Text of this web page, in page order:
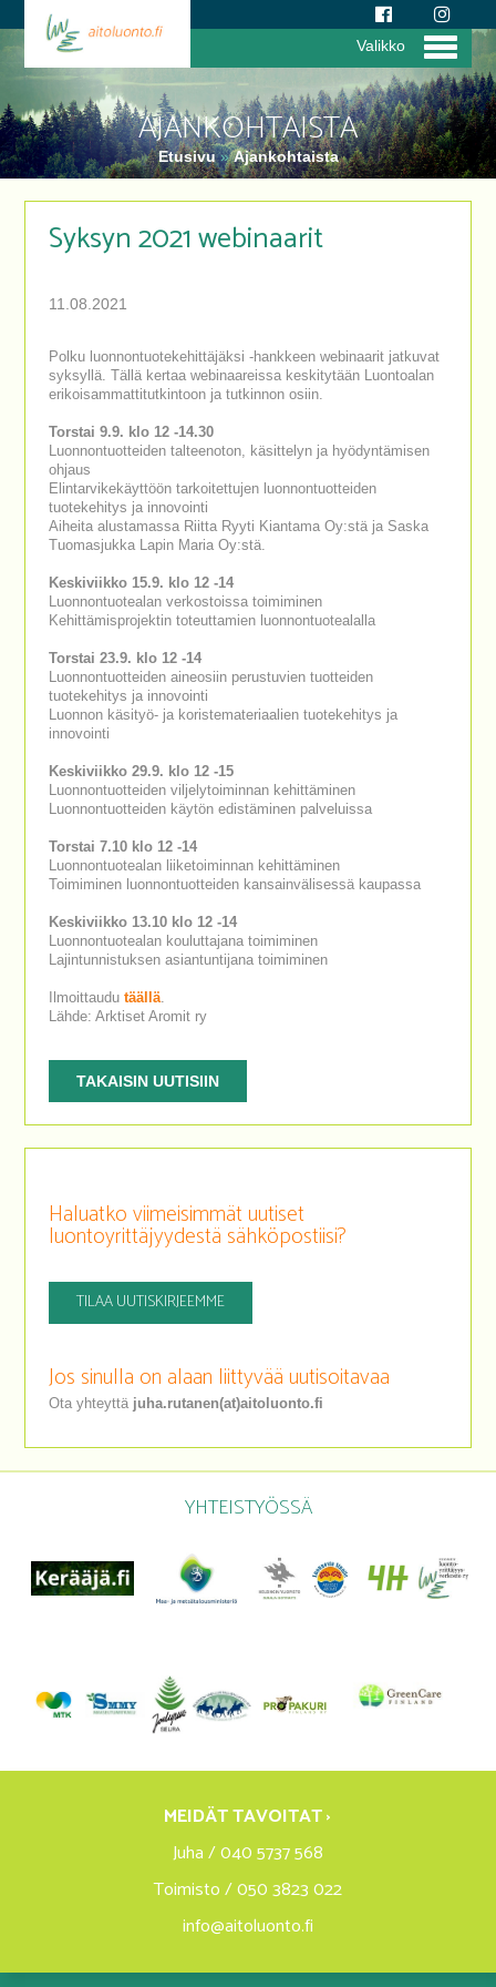
AJANKOHTAISTA
Etusivu»Ajankohtaista
Valikko
Syksyn 2021 webinaarit
11.08.2021
Polku luonnontuotekehittäjäksi -hankkeen webinaarit jatkuvat
syksyllä. Tällä kertaa webinaareissa keskitytään Luontoalan
erikoisammattitutkintoon ja tutkinnon osiin.
Torstai 9.9. klo 12 -14.30
Luonnontuotteiden talteenoton, käsittelyn ja hyödyntämisen
ohjaus
Elintarvikekäyttöön tarkoitettujen luonnontuotteiden
tuotekehitys ja innovointi
Aiheita alustamassa Riitta Ryyti Kiantama Oy:stä ja Saska
Tuomasjukka Lapin Maria Oy:stä.
Keskiviikko 15.9. klo 12 -14
Luonnontuotealan verkostoissa toimiminen
Kehittämisprojektin toteuttamien luonnontuotealalla
Torstai 23.9. klo 12 -14
Luonnontuotteiden aineosiin perustuvien tuotteiden
tuotekehitys ja innovointi
Luonnon käsityö- ja koristemateriaalien tuotekehitys ja
innovointi
Keskiviikko 29.9. klo 12 -15
Luonnontuotteiden viljelytoiminnan kehittäminen
Luonnontuotteiden käytön edistäminen palveluissa
Torstai 7.10 klo 12 -14
Luonnontuotealan liiketoiminnan kehittäminen
Toimiminen luonnontuotteiden kansainvälisessä kaupassa
Keskiviikko 13.10 klo 12 -14
Luonnontuotealan kouluttajana toimiminen
Lajintunnistuksen asiantuntijana toimiminen
Ilmoittaudu täällä.
Lähde: Arktiset Aromit ry
TAKAISIN UUTISIIN
Haluatko viimeisimmät uutiset
luontoyrittäjyydestä sähköpostiisi?
TILAA UUTISKIRJEEMME
Jos sinulla on alaan liittyvää uutisoitavaa
Ota yhteyttä juha.rutanen(at)aitoluonto.fi
YHTEISTYÖSSÄ
MEIDÄT TAVOITAT ›
Juha / 040 5737 568
Toimisto / 050 3823 022
info@aitoluonto.fi